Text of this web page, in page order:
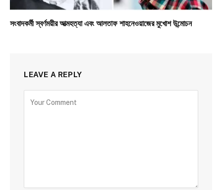
সংবাদকর্মী স্বর্ণময়ীর আত্মহত্যা এবং আলতাফ শাহনেওয়াজের মুখোশ উন্মোচন
LEAVE A REPLY